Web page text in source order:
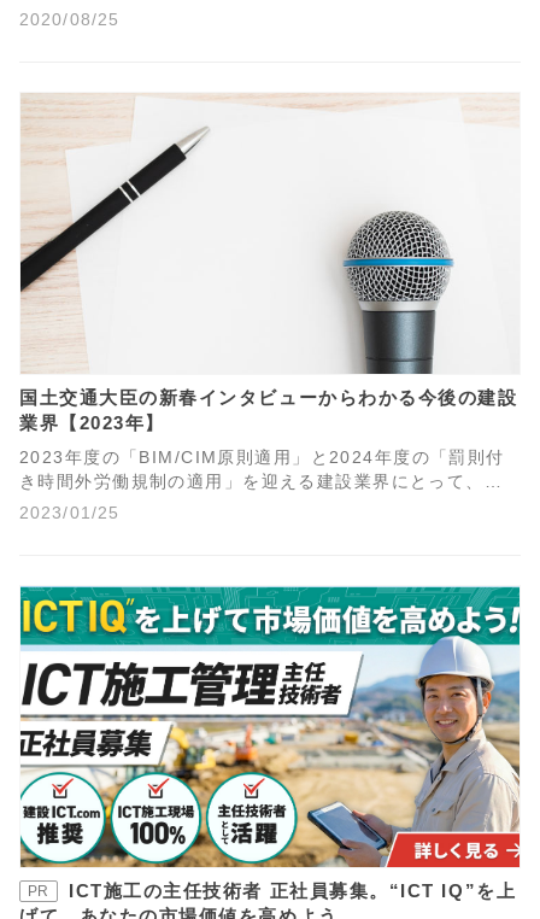
ゃない。」「もう少し突っ込んだ専門的で実務的な内容を
「ICT施工の効率的なノウハウ習得方法」についてお伝えし
たいと思います。
2020/08/25
国土交通大臣の新春インタビューからわかる今後の建設
業界【2023年】
2023年度の「BIM/CIM原則適用」と2024年度の「罰則付
き時間外労働規制の適用」を迎える建設業界にとって、国
が推進する国土強靭化とインフラ分野のＤＸは注目すべき
2023/01/25
PR
ICT施工の主任技術者 正社員募集。“ICT IQ”を上